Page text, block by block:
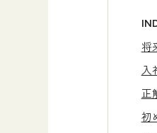
将
入
正
初